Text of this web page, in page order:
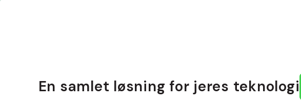
En samlet løsning for jeres teknologi